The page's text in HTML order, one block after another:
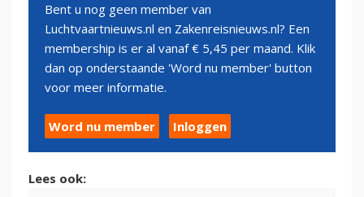
Bent u nog geen member van
Luchtvaartnieuws.nl en Zakenreisnieuws.nl? Een
membership is er al vanaf € 5,45 per maand. Klik
dan op onderstaande 'Word nu member' button
voor meer informatie.
Word nu member Inloggen
Lees ook: